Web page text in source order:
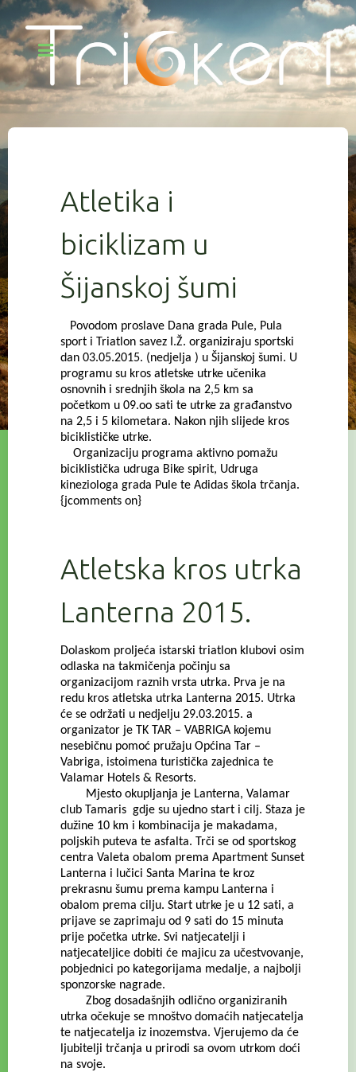
Atletika i
biciklizam u
Šijanskoj šumi
Povodom proslave Dana grada Pule, Pula
sport i Triatlon savez I.Ž. organiziraju sportski
dan 03.05.2015. (nedjelja ) u Šijanskoj šumi. U
programu su kros atletske utrke učenika
osnovnih i srednjih škola na 2,5 km sa
početkom u 09.oo sati te utrke za građanstvo
na 2,5 i 5 kilometara. Nakon njih slijede kros
biciklističke utrke.
Organizaciju programa aktivno pomažu
biciklistička udruga Bike spirit, Udruga
kineziologa grada Pule te Adidas škola trčanja.
{jcomments on}
Atletska kros utrka
Lanterna 2015.
Dolaskom proljeća istarski triatlon klubovi osim
odlaska na takmičenja počinju sa
organizacijom raznih vrsta utrka. Prva je na
redu kros atletska utrka Lanterna 2015. Utrka
će se održati u nedjelju 29.03.2015. a
organizator je TK TAR – VABRIGA kojemu
nesebičnu pomoć pružaju Općina Tar –
Vabriga, istoimena turistička zajednica te
Valamar Hotels & Resorts.
Mjesto okupljanja je Lanterna, Valamar
club Tamaris gdje su ujedno start i cilj. Staza je
dužine 10 km i kombinacija je makadama,
poljskih puteva te asfalta. Trči se od sportskog
centra Valeta obalom prema Apartment Sunset
Lanterna i lučici Santa Marina te kroz
prekrasnu šumu prema kampu Lanterna i
obalom prema cilju. Start utrke je u 12 sati, a
prijave se zaprimaju od 9 sati do 15 minuta
prije početka utrke. Svi natjecatelji i
natjecateljice dobiti će majicu za učestvovanje,
pobjednici po kategorijama medalje, a najbolji
sponzorske nagrade.
Zbog dosadašnjih odlično organiziranih
utrka očekuje se mnoštvo domaćih natjecatelja
te natjecatelja iz inozemstva. Vjerujemo da će
ljubitelji trčanja u prirodi sa ovom utrkom doći
na svoje.